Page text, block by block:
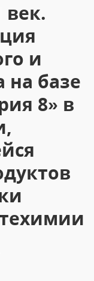
век.
и
на базе
8» в